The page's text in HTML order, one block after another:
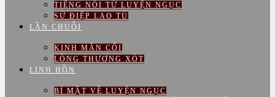
TIẾNG NÓI TỪ LUYỆN NGỤC
SỨ ĐIỆP LAO TÙ
LẦN CHUỖI
KINH MÂN CÔI
LÒNG THƯƠNG XÓT
LINH HỒN
BÍ MẬT VỀ LUYỆN NGỤC